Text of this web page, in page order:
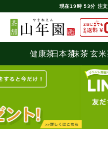
現在19時 53分 注
健康茶日本茶抹茶 玄